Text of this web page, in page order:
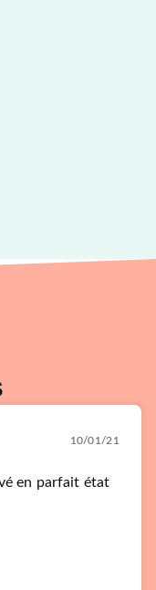
10/01/21
en parfait état